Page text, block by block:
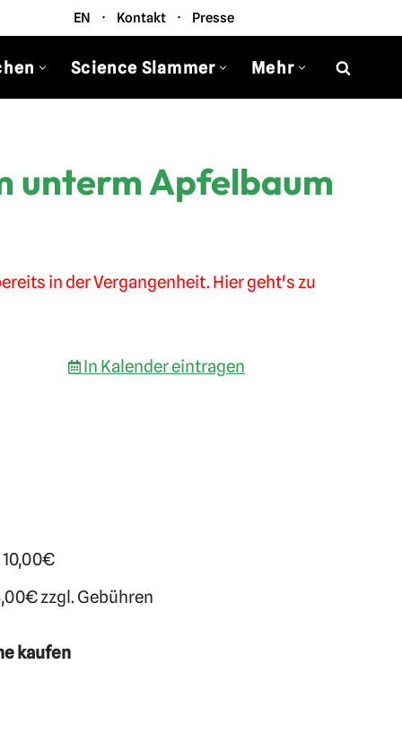
EN · Kontakt · Presse
Science Slammer Mehr
unterm Apfelbaum
in der Vergangenheit. Hier geht's zu
In Kalender eintragen
zzgl. Gebühren
kaufen